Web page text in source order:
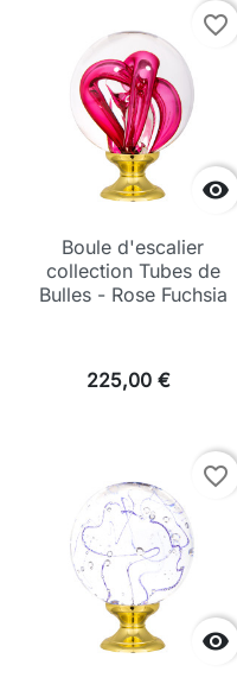

favorite_border
Boule d'escalier
collection Tubes de
Bulles - Rose Fuchsia
225,00 €

favorite_border